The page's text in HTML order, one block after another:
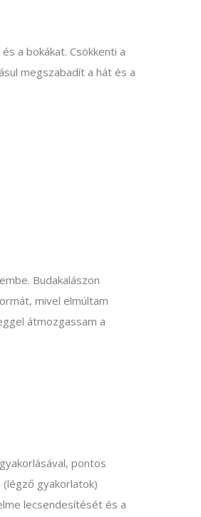
a bokákat. Csökkenti a
megszabadít a hát és a
Budakalászon
mivel elmúltam
átmozgassam a
pontos
gyakorlatok)
lecsendesítését és a